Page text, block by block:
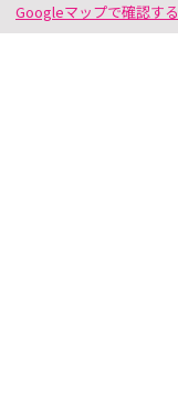
Googleマップで確認する